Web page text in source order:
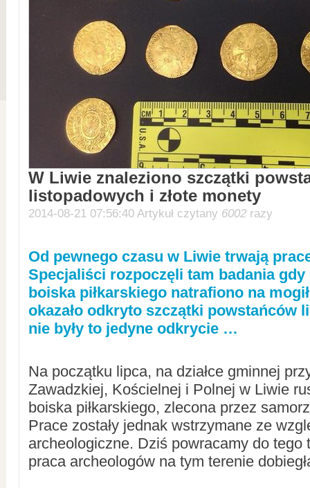
W Liwie znaleziono szczątki
listopadowych i złote monety
2014-08-21 07:56:40 Artykuł czytany 6002 razy
Od pewnego czasu w Liwie trwają
Specjaliści rozpoczęli tam badania
boiska piłkarskiego natrafiono na
okazało odkryto szczątki powstańców
nie były to jedyne odkrycie …
Na początku lipca, na działce gminnej
Zawadzkiej, Kościelnej i Polnej w Liwie
boiska piłkarskiego, zlecona przez
Prace zostały jednak wstrzymane ze
archeologiczne. Dziś powracamy do tego
praca archeologów na tym terenie